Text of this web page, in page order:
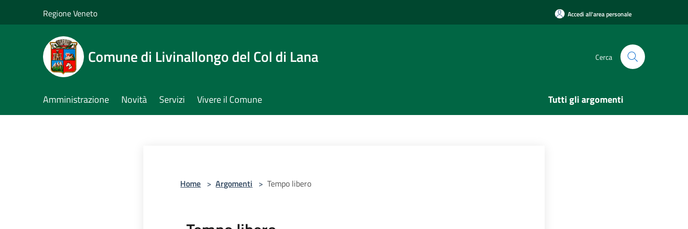
Regione Veneto Accedi all'area personale
Comune di Livinallongo del Col di Lana Cerca
Amministrazione Novità Servizi Vivere il Comune Tutti gli argomenti
Home > Argomenti > Tempo libero